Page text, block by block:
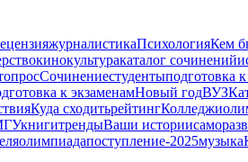
журналистикаПсихологияКем
кинокультуракаталог сочинений
опросСочинениестудентыподготовка
к экзаменамНовый годВУЗ
Куда сходитьрейтингКолледжи
книгитрендыВаши истории
олимпиадапоступление-2025музыка